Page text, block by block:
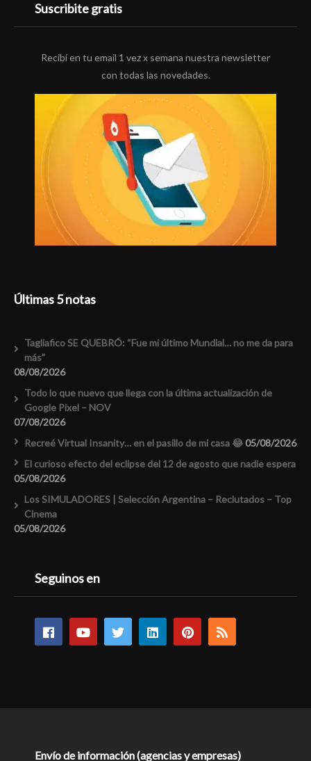
Suscribite gratis
Recibí en tu email 1 vez x semana nuestra newsletter
con todas las novedades.
Últimas 5 notas
Tagliafico SE QUEBRÓ: “Fue mi último Mundial… no me da para
más”
08/08/2026
Todo lo que nuevo que llega con la última actualización de
Google Pixel – NOV
07/08/2026
Recreé Virtual Insanity… en el pasillo de mi casa 😂05/08/2026
El curioso efecto del eclipse del 12 de agosto que nadie espera
05/08/2026
Los SIMULADORES | Selección Argentina – Reclutados – Top
Cinema
05/08/2026
Seguinos en
Envío de información (agencias y empresas)